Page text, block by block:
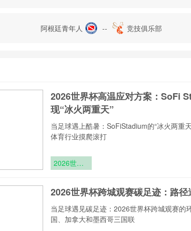
阿根廷青年人 -- 竞技俱乐部
2026世界杯高温应对方案：SoFi
现“冰火两重天”
当足球遇上酷暑：SoFiStadium的“冰火两重
体育行业摸爬滚打
2026世界
SoFi
Stadium智
能屋顶如何
实现“冰火
2026世界杯跨城观赛碳足迹：路
当足球遇见碳足迹：2026世界杯跨城观赛的
国、加拿大和墨西哥三国联